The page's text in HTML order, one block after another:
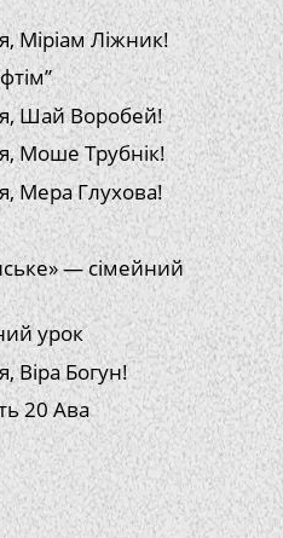
Міріам Ліжник!
Шай Воробей!
Моше Трубнік!
Мера Глухова!
— сімейний
урок
Віра Богун!
20 Ава